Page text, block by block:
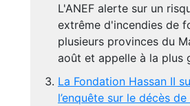
L'ANEF alerte sur un
extrême d'incendies de
plusieurs provinces du
août et appelle à la plus
La Fondation Hassan II
l’enquête sur le décès